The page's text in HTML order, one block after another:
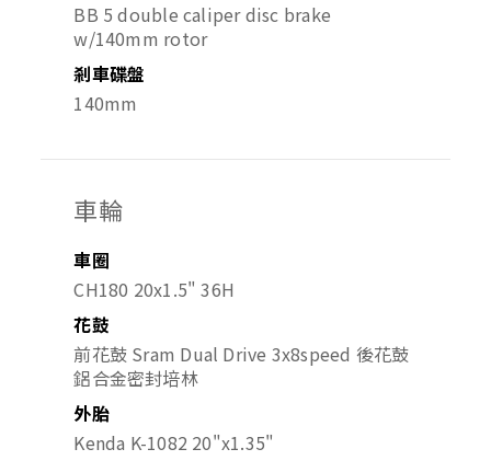
BB 5 double caliper disc brake
w/140mm rotor
剎車碟盤
140mm
車輪
車圈
CH180 20x1.5" 36H
花鼓
前花鼓 Sram Dual Drive 3x8speed 後花鼓
鋁合金密封培林
外胎
Kenda K-1082 20"x1.35"